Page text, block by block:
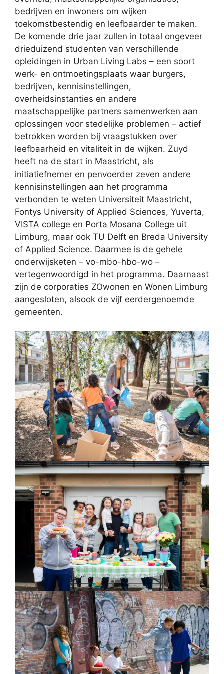
bedrijven en inwoners om wijken
toekomstbestendig en leefbaarder te maken.
De komende drie jaar zullen in totaal ongeveer
drieduizend studenten van verschillende
opleidingen in Urban Living Labs – een soort
werk- en ontmoetingsplaats waar burgers,
bedrijven, kennisinstellingen,
overheidsinstanties en andere
maatschappelijke partners samenwerken aan
oplossingen voor stedelijke problemen – actief
betrokken worden bij vraagstukken over
leefbaarheid en vitaliteit in de wijken. Zuyd
heeft na de start in Maastricht, als
initiatiefnemer en penvoerder zeven andere
kennisinstellingen aan het programma
verbonden te weten Universiteit Maastricht,
Fontys University of Applied Sciences, Yuverta,
VISTA college en Porta Mosana College uit
Limburg, maar ook TU Delft en Breda University
of Applied Science. Daarmee is de gehele
onderwijsketen – vo-mbo-hbo-wo –
vertegenwoordigd in het programma. Daarnaast
zijn de corporaties ZOwonen en Wonen Limburg
aangesloten, alsook de vijf eerdergenoemde
gemeenten.